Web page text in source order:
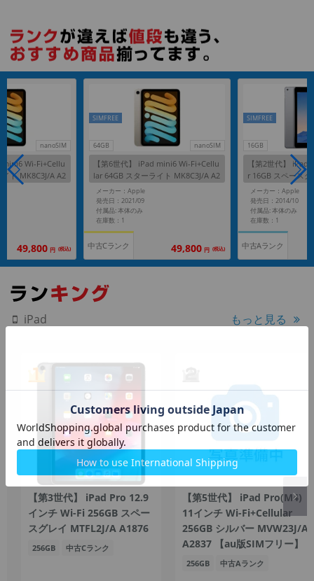
nanoSIM
Wi-Fi+Cellu
ト MK8C3J/A A2
リー】
49,800 円 (税込)
64GB nanoSIM
SIMFREE
【第6世代】 iPad mini6 Wi-Fi+Cellu
lar 64GB スターライト MK8C3J/A A2
568 【au版SIMフリー】
メーカー：Apple
発売日：2021/09
付属品: 本体のみ
在庫数：1
中古Cランク 49,800 円 (税込)
16GB
SIMFREE
【第2世代】
r 16GB スペース
A1567 【海外版
メーカー：Apple
発売日：2014/10
付属品: 本体のみ
在庫数：1
中古Aランク
iPad もっと見る
【第3世代】 iPad Pro 12.9
インチ Wi-Fi 256GB スペー
スグレイ MTFL2J/A A1876
256GB 中古Cランク
【第5世代】 iPad Pro(M4)
11インチ Wi-Fi+Cellular
256GB シルバー MVW23J/A
A2837 【au版SIMフリー】
256GB 中古Aランク